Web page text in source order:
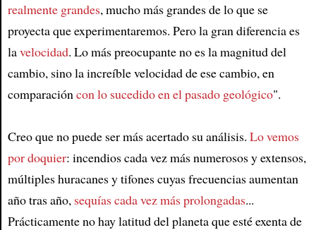
Article
realmente grandes, mucho más grandes de lo que se
proyecta que experimentaremos. Pero la gran diferencia es
lavelocidad. Lo más preocupante no es la magnitud del
cambio, sino la increíble velocidad de ese cambio, en
comparacióncon lo sucedido en el pasado geológico".
Creo que no puede ser más acertado su análisis. Lo vemos
por doquier: incendios cada vez más numerosos y extensos,
múltiples huracanes y tifones cuyas frecuencias aumentan
año tras año, sequías cada vez más prolongadas...
Prácticamente no hay latitud del planeta que esté exenta de